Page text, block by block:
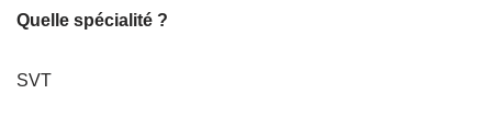
Quelle spécialité ?
SVT